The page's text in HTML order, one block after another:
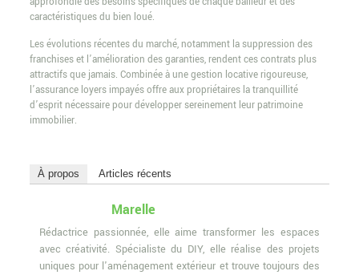
caractéristiques du bien loué.
Les évolutions récentes du marché, notamment la suppression des
franchises et l’amélioration des garanties, rendent ces contrats plus
attractifs que jamais. Combinée à une gestion locative rigoureuse,
l’assurance loyers impayés offre aux propriétaires la tranquillité
d’esprit nécessaire pour développer sereinement leur patrimoine
immobilier.
À propos Articles récents
Marelle
Rédactrice passionnée, elle aime transformer les espaces
avec créativité. Spécialiste du DIY, elle réalise des projets
uniques pour l'aménagement extérieur et trouve toujours des